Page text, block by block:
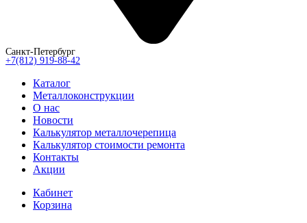
Санкт-Петербург
+7(812) 919-88-42
Каталог
Металлоконструкции
О нас
Новости
Калькулятор металлочерепица
Калькулятор стоимости ремонта
Контакты
Акции
Кабинет
Корзина